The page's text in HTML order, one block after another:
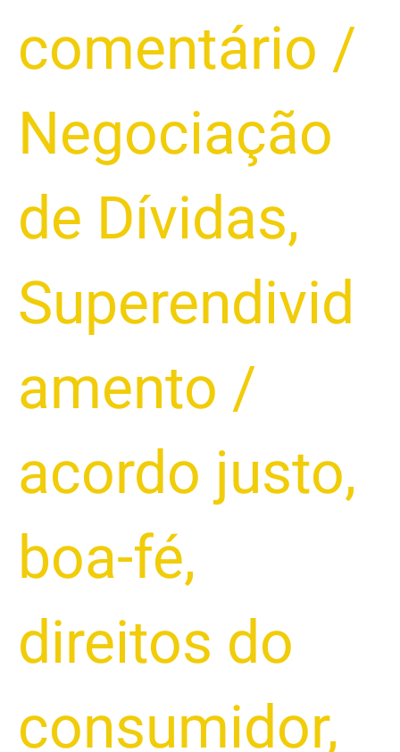
comentário /
Negociação
de Dívidas,
Superendivid
amento /
acordo justo,
boa-fé,
direitos do
consumidor,